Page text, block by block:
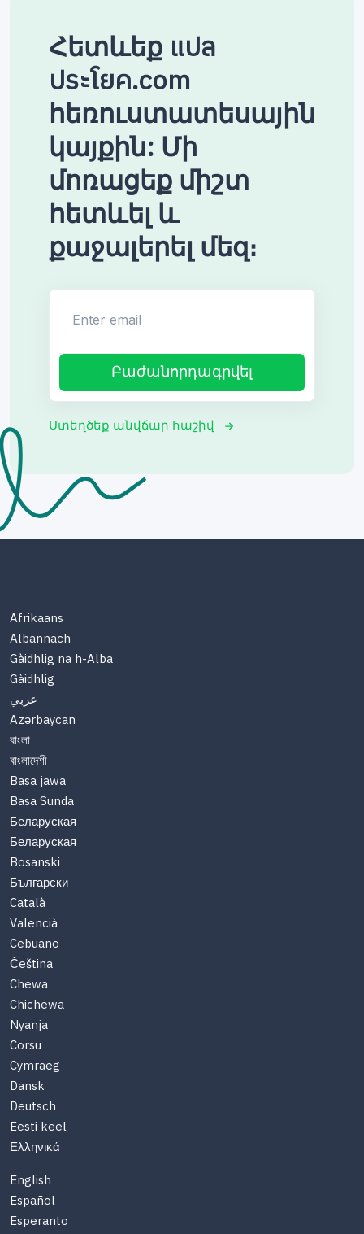
Հետևեք แปล
ประโยค.com
հեռուստատեսային
կայքին: Մի
մոռացեք միշտ
հետևել և
քաջալերել մեզ։
Բաժանորդագրվել
Ստեղծեք անվճար հաշիվ
Afrikaans
Albannach
Gàidhlig na h-Alba
Gàidhlig
عربي
Azərbaycan
বাংলা
বাংলাদেশী
Basa jawa
Basa Sunda
Беларуская
Беларуская
Bosanski
Български
Català
Valencià
Cebuano
Čeština
Chewa
Chichewa
Nyanja
Corsu
Cymraeg
Dansk
Deutsch
Eesti keel
Ελληνικά
English
Español
Esperanto